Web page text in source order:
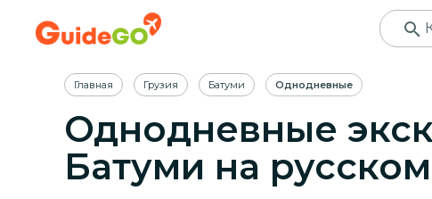
Главная Грузия Батуми Однодневные
Однодневные
Батуми на